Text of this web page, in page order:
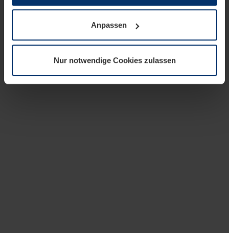
wenn diese für den Betrieb dieser Seite unbedingt
notwendig sind. Für alle anderen Cookie-Typen benötigen
wir Ihre Erlaubnis. Ihre Einwilligung können Sie jederzeit
Datenschutzerklärungunserer Website ändern oder
widerrufen.
Anpassen
Nur notwendige Cookies zulassen